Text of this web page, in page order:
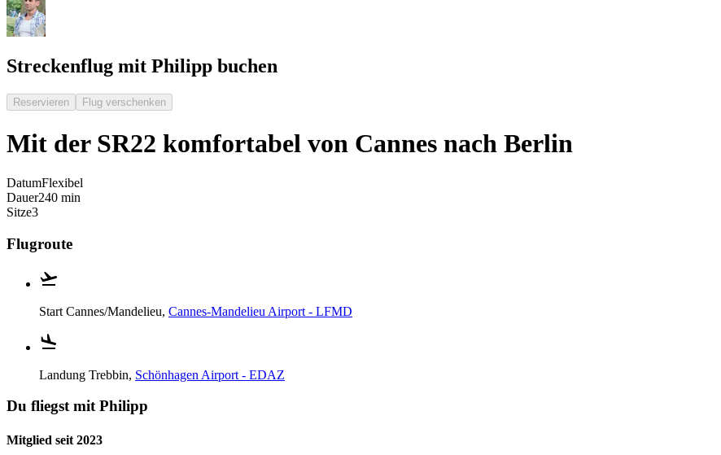
Streckenflug mit Philipp buchen
Reservieren Flug verschenken
Mit der SR22 komfortabel von Cannes nach Berlin
DatumFlexibel
Dauer240 min
Sitze3
Flugroute
Start Cannes/Mandelieu, Cannes-Mandelieu Airport - LFMD
Landung Trebbin, Schönhagen Airport - EDAZ
Du fliegst mit Philipp
Mitglied seit 2023